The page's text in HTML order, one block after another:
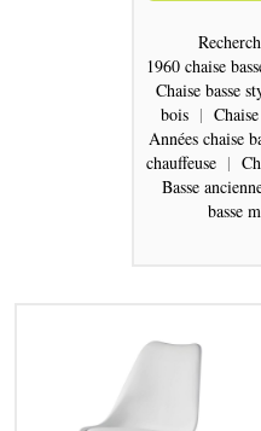
1960 chaise
Chaise basse
bois |
Années chaise
chauffeuse |
Basse
basse